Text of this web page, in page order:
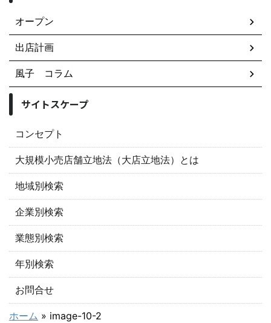
オープン
出店計画
風子 コラム
サイトスケープ
コンセプト
大規模小売店舗立地法（大店立地法）とは
地域別検索
企業別検索
業態別検索
年別検索
お問合せ
ホーム » image-10-2